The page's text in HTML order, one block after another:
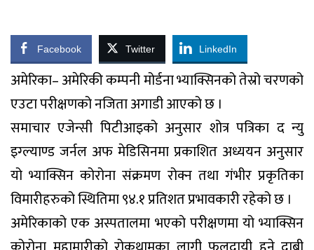
Facebook Twitter LinkedIn
अमेरिका– अमेरिकी कम्पनी मोर्डना भ्याक्सिनको तेस्रो चरणको
एउटा परीक्षणको नजिता अगाडी आएको छ ।
समाचार एजेन्सी पिटीआइको अनुसार शोत्र पत्रिका द न्यु
इग्ल्याण्ड जर्नल अफ मेडिसिनमा प्रकाशित अध्ययन अनुसार
यो भ्याक्सिन कोरोना संक्रमण रोक्न तथा गंभीर प्रकृतिका
विमारीहरुको स्थितिमा ९४.१ प्रतिशत प्रभावकारी रहेको छ ।
अमेरिकाको एक अस्पतालमा भएको परीक्षणमा यो भ्याक्सिन